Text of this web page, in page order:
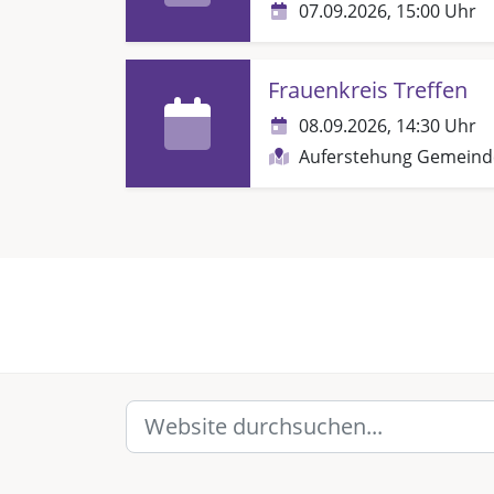
07.09.2026, 15:00 Uhr
Frauenkreis Treffen
08.09.2026, 14:30 Uhr
Auferstehung